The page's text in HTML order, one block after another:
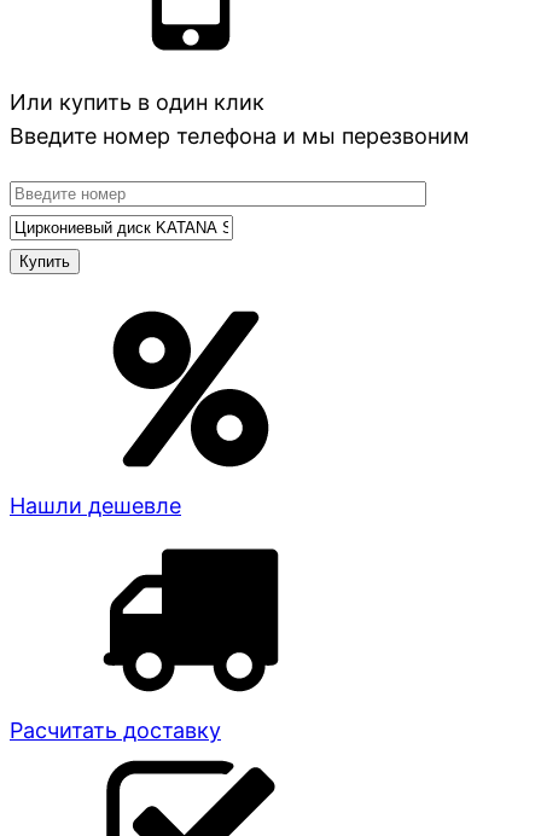
Или купить в один клик
Введите номер телефона и мы перезвоним
Нашли дешевле
Расчитать доставку